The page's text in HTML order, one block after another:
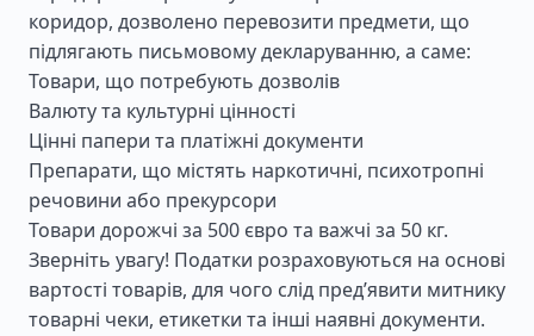
коридор, дозволено перевозити предмети, що
підлягають письмовому декларуванню, а саме:
Товари, що потребують дозволів
Валюту та культурні цінності
Цінні папери та платіжні документи
Препарати, що містять наркотичні, психотропні
речовини або прекурсори
Товари дорожчі за 500 євро та важчі за 50 кг.
Зверніть увагу! Податки розраховуються на основі
вартості товарів, для чого слід пред’явити митнику
товарні чеки, етикетки та інші наявні документи.